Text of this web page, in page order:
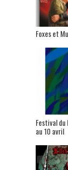
Foxes et
Festival
au 10 avril